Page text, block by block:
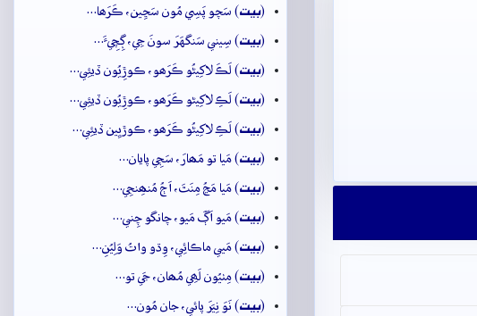
(بيت) سَچو پَسِي مُون سَڃِين، ڪَرَھا…
(بيت) سِيني سَنگهَرَ سونَ جِي، ڳِچِيءَ…
(بيت) لَڪَ لاکِيڻُو ڪَرَھو، ڪوڙِيُون ڏيئِي…
(بيت) لَڪِ لاکِيڻو ڪَرَھو، ڪوڙِيُون ڏيئِي…
(بيت) لَڪِ لاکِيڻُو ڪَرَھو، ڪوڙيِين ڏيئِي…
(بيت) مَيا تو مَھارَ، سَڄِي پايان…
(بيت) مَيا مَڃُ مِنَٿَ، اَڄُ مُنھِنجِي…
(بيت) مَيو اَڳَ مَيو، چانگو چِني…
(بيت) مَيي ماڪائِي، وِڌو واتُ وَلِيُنِ…
(بيت) مِٺيُون لَھِي مُھان، جَي تو…
(بيت) نَوَ نِيَرَ پائي، جان مُون…